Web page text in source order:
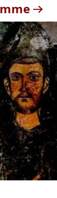
11sichtbar.